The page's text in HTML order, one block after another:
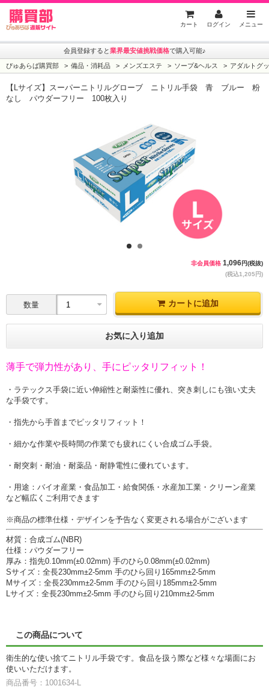
カート ログイン メニュー
会員登録すると業界最安値挑戦価格で購入可能♪
ぴゅあらば購買部 備品・消耗品 メンズエステ ソープ&ヘルス アダルトグ
【Lサイズ】スーパーニトリルグローブ ニトリル手袋 青 ブルー 粉
なし パウダーフリー 100枚入り
非会員価格 1,096円(税抜)
(税込1,205円)
数量 カートに追加
お気に入り追加
薄手で弾力性があり、手にピッタリフィット！
・ラテックス手袋に近い伸縮性と耐薬性に優れ、突き刺しにも強い丈夫
な手袋です。
・指先から手首までピッタリフィット！
・細かな作業や長時間の作業でも疲れにくい合成ゴム手袋。
・耐突刺・耐油・耐薬品・耐静電性に優れています。
・用途：バイオ産業・食品加工・給食関係・水産加工業・クリーン産業
など幅広くご利用できます
※商品の標準仕様・デザインを予告なく変更される場合がございます
材質：合成ゴム(NBR)
仕様：パウダーフリー
厚み：指先0.10mm(±0.02mm) 手のひら0.08mm(±0.02mm)
Sサイズ：全長230mm±2-5mm 手のひら回り165mm±2-5mm
Mサイズ：全長230mm±2-5mm 手のひら回り185mm±2-5mm
Lサイズ：全長230mm±2-5mm 手のひら回り210mm±2-5mm
この商品について
衛生的な使い捨てニトリル手袋です。食品を扱う際など様々な場面にお
使いいただけます。
商品番号：1001634-L